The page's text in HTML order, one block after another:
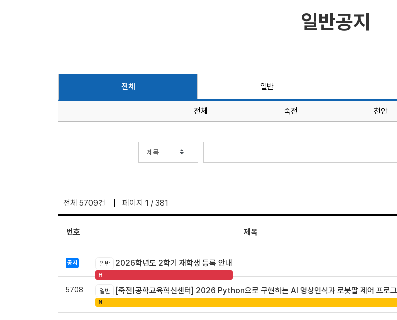
일반공지
전체 일반
전체 죽전 천안
전체 5709건 페이지 1 / 381
번호 제목
공지 일반 2026학년도 2학기 재학생 등록 안내
H
5708 일반 [죽전|공학교육혁신센터] 2026 Python으로 구현하는 AI 영상인식과 로봇팔 제어 프로그램 신청 안내
N